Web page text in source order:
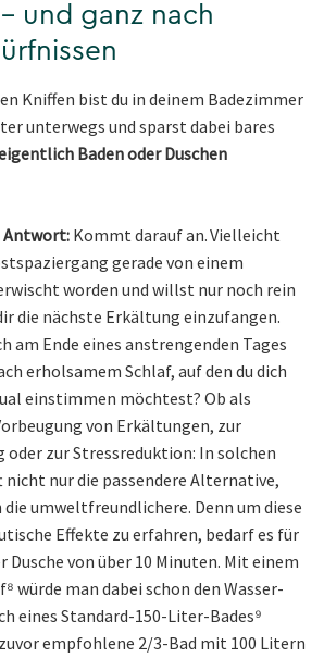
und ganz nach
Kniffen bist du in deinem Badezimmer
unterwegs und sparst dabei bares
Baden oder Duschen
Antwort: Kommt darauf an. Vielleicht
gerade von einem
worden und willst nur noch rein
die nächste Erkältung einzufangen.
am Ende eines anstrengenden Tages
erholsamem Schlaf, auf den du dich
einstimmen möchtest? Ob als
von Erkältungen, zur
oder zur Stressreduktion: In solchen
nicht nur die passendere Alternative,
umweltfreundlichere. Denn um diese
Effekte zu erfahren, bedarf es für
Dusche von über 10 Minuten. Mit einem
würde man dabei schon den Wasser-
eines Standard-150-Liter-Bades⁹
empfohlene 2/3-Bad mit 100 Litern